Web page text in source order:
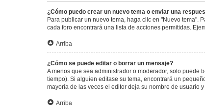
¿Cómo puedo crear un nuevo tema o enviar una
Para publicar un nuevo tema, haga clic en "Nuevo tema".
cada foro encontrará una lista de acciones permitidas.
Arriba
¿Cómo se puede editar o borrar un mensaje?
A menos que sea administrador o moderador, solo puede
tiempo). Si alguien editase su tema, encontrará un
mayoría de las veces el editor deja su nombre de usuario
Arriba